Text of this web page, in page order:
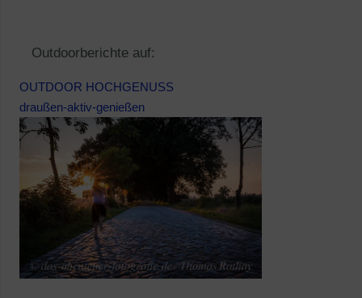
Outdoorberichte auf:
OUTDOOR HOCHGENUSS
draußen-aktiv-genießen